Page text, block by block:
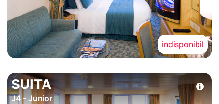
indisponibil
SUITA
J4 - Junior